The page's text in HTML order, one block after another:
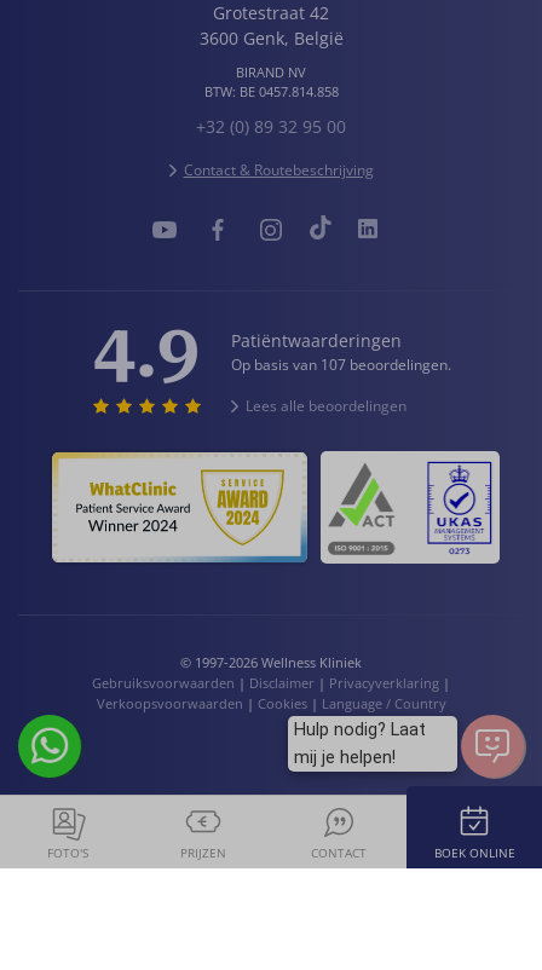
Grotestraat 42
3600 Genk, België
BIRAND NV
BTW: BE 0457.814.858
+32 (0) 89 32 95 00
Contact & Routebeschrijving
4.9 Patiëntwaarderingen
Op basis van 107 beoordelingen.
Lees alle beoordelingen
© 1997-2026 Wellness Kliniek
Gebruiksvoorwaarden | Disclaimer | Privacyverklaring |
Verkoopsvoorwaarden | Cookies| Language / Country
FOTO'S PRIJZEN CONTACT BOEK ONLINE
Hulp nodig? Laat
mij je helpen!